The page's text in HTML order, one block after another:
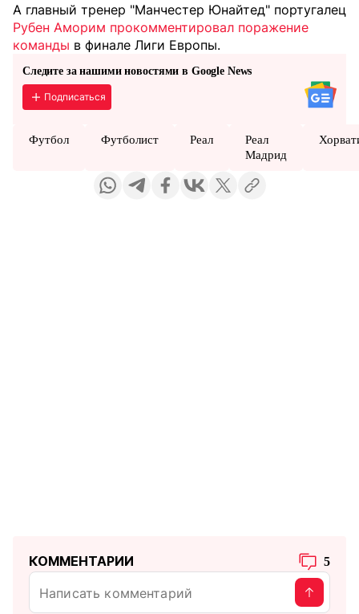
А главный тренер "Манчестер Юнайтед" португалец
Рубен Аморим прокомментировал поражение
команды в финале Лиги Европы.
Следите за нашими новостями в Google News
Подписаться
Футбол Футболист Реал
Реал
Мадрид
КОММЕНТАРИИ 5